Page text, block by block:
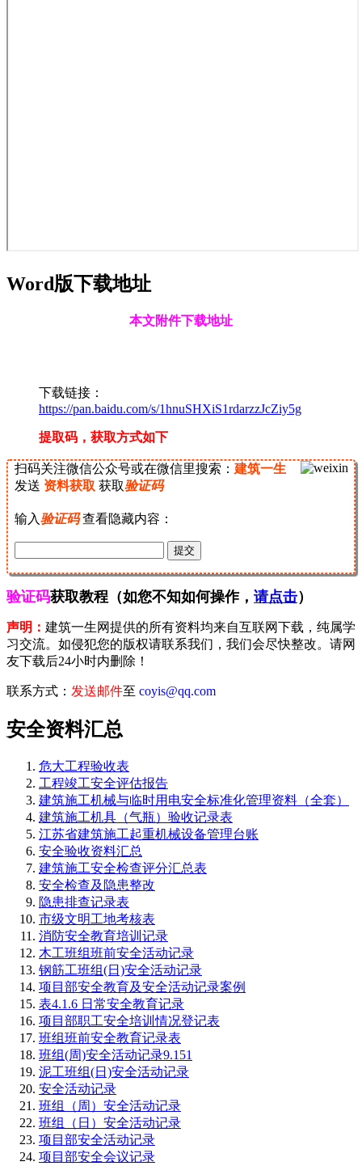
Word版下载地址
本文附件下载地址
下载链接：
https://pan.baidu.com/s/1hnuSHXiS1rdarzzJcZiy5g
提取码，获取方式如下
扫码关注微信公众号或在微信里搜索： 建筑一生
发送 资料获取 获取验证码
输入验证码查看隐藏内容：
验证码获取教程（如您不知如何操作， 请点击）
声明： 建筑一生网提供的所有资料均来自互联网下载，纯属学
习交流。如侵犯您的版权请联系我们，我们会尽快整改。请网
友下载后24小时内删除！
联系方式： 发送邮件至 coyis@qq.com
安全资料汇总
危大工程验收表
工程竣工安全评估报告
建筑施工机械与临时用电安全标准化管理资料（全套）
建筑施工机具（气瓶）验收记录表
江苏省建筑施工起重机械设备管理台账
安全验收资料汇总
建筑施工安全检查评分汇总表
安全检查及隐患整改
隐患排查记录表
市级文明工地考核表
消防安全教育培训记录
木工班组班前安全活动记录
钢筋工班组(日)安全活动记录
项目部安全教育及安全活动记录案例
表4.1.6 日常安全教育记录
项目部职工安全培训情况登记表
班组班前安全教育记录表
班组(周)安全活动记录9.151
泥工班组(日)安全活动记录
安全活动记录
班组（周）安全活动记录
班组（日）安全活动记录
项目部安全活动记录
项目部安全会议记录